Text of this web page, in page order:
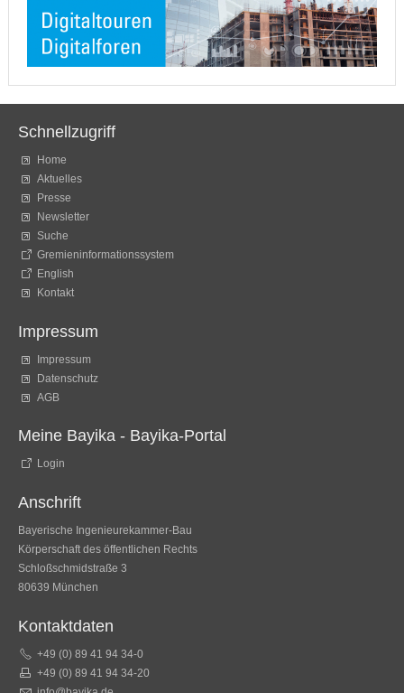
Schnellzugriff
Home
Aktuelles
Presse
Newsletter
Suche
Gremieninformationssystem
English
Kontakt
Impressum
Impressum
Datenschutz
AGB
Meine Bayika - Bayika-Portal
Login
Anschrift
Bayerische Ingenieurekammer-Bau
Körperschaft des öffentlichen Rechts
Schloßschmidstraße 3
80639 München
Kontaktdaten
+49 (0) 89 41 94 34-0
+49 (0) 89 41 94 34-20